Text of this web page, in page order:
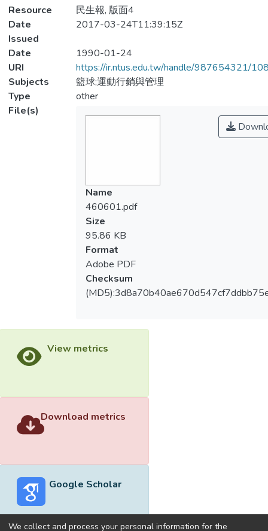
Resource
民生報, 版面4
Date
Issued
2017-03-24T11:39:15Z
Date
1990-01-24
URI
https://ir.ntus.edu.tw/handle/987654321/
Subjects
籃球;運動行銷與管理
Type
other
File(s)
Name
460601.pdf
Size
95.86 KB
Format
Adobe PDF
Checksum
View metrics
Download metrics
Google Scholar
We collect and process your personal information for the